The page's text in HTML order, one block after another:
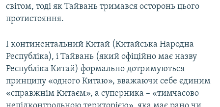
світом, тоді як Тайвань тримався осторонь цього
протистояння.
І континентальний Китай (Китайська Народна
Республіка), і Тайвань (який офіційно має назву
Республіка Китай) формально дотримуються
принципу «одного Китаю», вважаючи себе єдиним
«справжнім Китаєм», а суперника – «тимчасово